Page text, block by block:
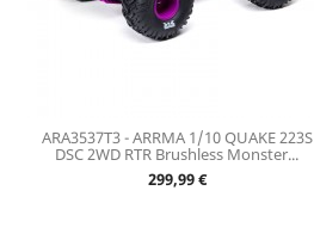
ARA3537T3 - ARRMA 1/10 QUAKE 223S
DSC 2WD RTR Brushless Monster...
Prix
299,99 €